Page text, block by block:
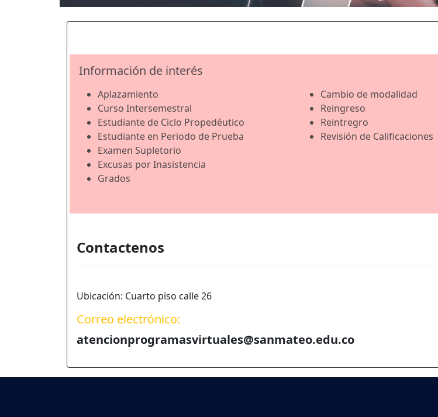
Información de interés
Aplazamiento
Curso Intersemestral
Estudiante de Ciclo Propedéutico
Estudiante en Periodo de Prueba
Examen Supletorio
Excusas por Inasistencia
Grados
Cambio de modalidad
Reingreso
Reintregro
Revisión de Calificaciones
Contactenos
Ubicación: Cuarto piso calle 26
Correo electrónico:
atencionprogramasvirtuales@sanmateo.edu.co